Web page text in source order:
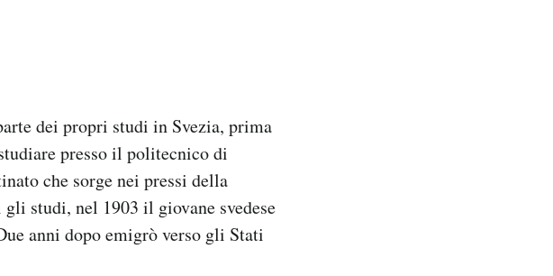
dei propri studi in Svezia, prima
presso il politecnico di
che sorge nei pressi della
studi, nel 1903 il giovane svedese
anni dopo emigrò verso gli Stati